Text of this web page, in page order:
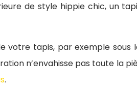
de style hippie chic, un
votre tapis, par exemple sous
n’envahisse pas toute la
.